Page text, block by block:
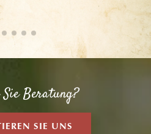
Beratung?
SIE UNS